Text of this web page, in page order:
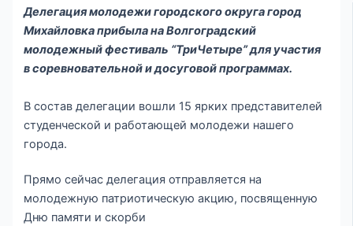
Делегация молодежи городского округа город
Михайловка прибыла на Волгоградский
молодежный фестиваль “ТриЧетыре” для участия
в соревновательной и досуговой программах.⁣⁣
В состав делегации вошли 15 ярких представителей
студенческой и работающей молодежи нашего
города.
Прямо сейчас делегация отправляется на
молодежную патриотическую акцию, посвященную
Дню памяти и скорби